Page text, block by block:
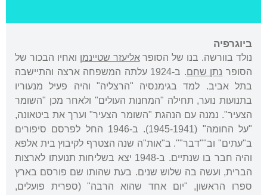
ביוגרפיה
נולד בוורשה. בנו של הסופראליעזר שטיינמן ואחיו הבכור של
הסופר נתן שחם
. ב-1924 עלתה המשפחה ארצה והתיישבה
בתל אביב. למד בגימנסיה "הרצליה" והיה פעיל מנעוריו
בתנועות נוער, תחילה "המחנות העולים" ולאחר מכן "השומר
הצעיר". נמנה עם הנהגת "השומר הצעיר" וערך את ביטאונה,
"על החומה" (1945-1941). ב-1946 החל לפרסם סיפורים
ב"עתים" וב""דבר"". ב"אות"ה שנה הצטרף לקיבוץ בית אלפא
והיה חבר בו שנתיים. ב-1948 יצא בשליחות תנועתו לארצות
הברית, ועשה בה שלוש שנים. בעת שהותו שם פורסם בארץ
ספרו הראשון, "יום אחד שהוא הרבה" (ספרית פועלים,